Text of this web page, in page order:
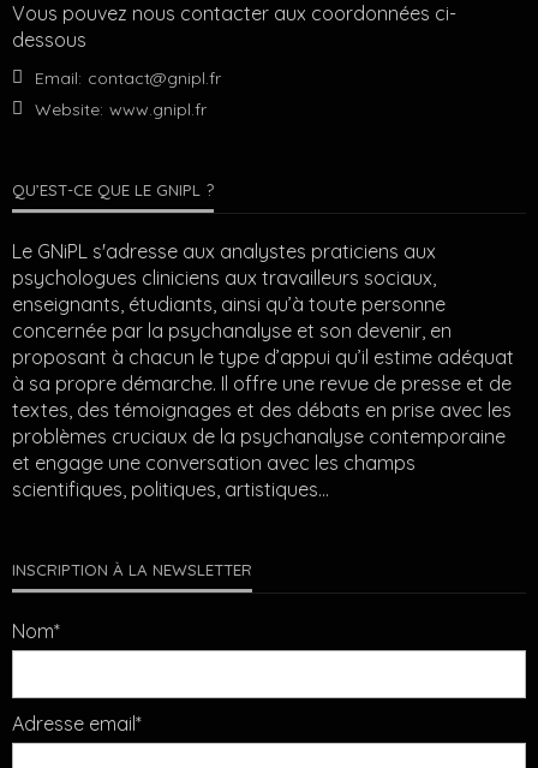
Vous pouvez nous contacter aux coordonnées ci-
dessous
Email: contact@gnipl.fr
Website: www.gnipl.fr
QU’EST-CE QUE LE GNIPL ?
Le GNiPL s'adresse aux analystes praticiens aux
psychologues cliniciens aux travailleurs sociaux,
enseignants, étudiants, ainsi qu’à toute personne
concernée par la psychanalyse et son devenir, en
proposant à chacun le type d’appui qu’il estime adéquat
à sa propre démarche. Il offre une revue de presse et de
textes, des témoignages et des débats en prise avec les
problèmes cruciaux de la psychanalyse contemporaine
et engage une conversation avec les champs
scientifiques, politiques, artistiques…
INSCRIPTION À LA NEWSLETTER
Nom*
Adresse email*